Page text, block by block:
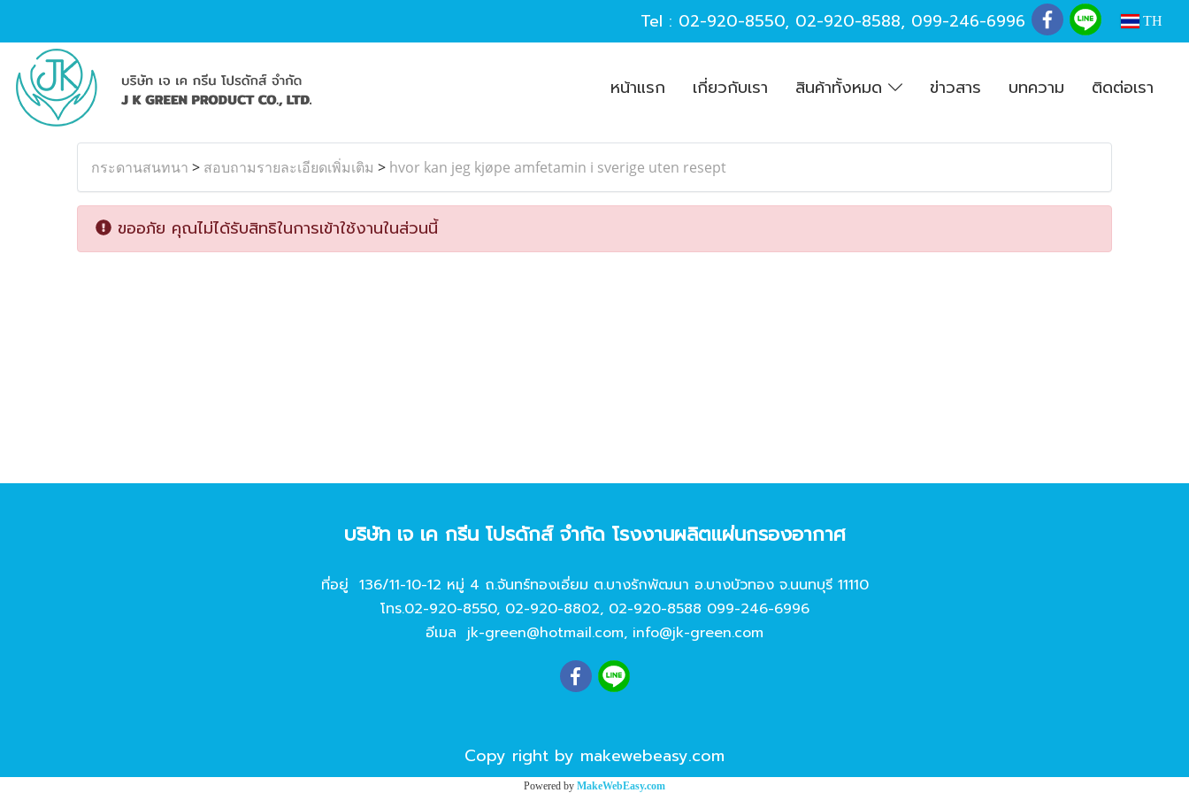
Tel : 02-920-8550, 02-920-8588, 099-246-6996 TH
หน้าแรก เกี่ยวกับเรา สินค้าทั้งหมด ข่าวสาร บทความ ติดต่อเรา
กระดานสนทนา > สอบถามรายละเอียดเพิ่มเติม > hvor kan jeg kjøpe amfetamin i sverige uten resept
ขออภัย คุณไม่ได้รับสิทธิในการเข้าใช้งานในส่วนนี้
บริษัท เจ เค กรีน โปรดักส์ จํากัด โรงงานผลิตแผ่นกรองอากาศ
ที่อยู่ 136/11-10-12 หมู่ 4 ถ.จันทร์ทองเอี่ยม ต.บางรักพัฒนา อ.บางบัวทอง จ.นนทบุรี 11110
โทร.02-920-8550, 02-920-8802, 02-920-8588 099-246-6996
อีเมล jk-green@hotmail.com, info@jk-green.com
Copy right by makewebeasy.com
Powered by MakeWebEasy.com